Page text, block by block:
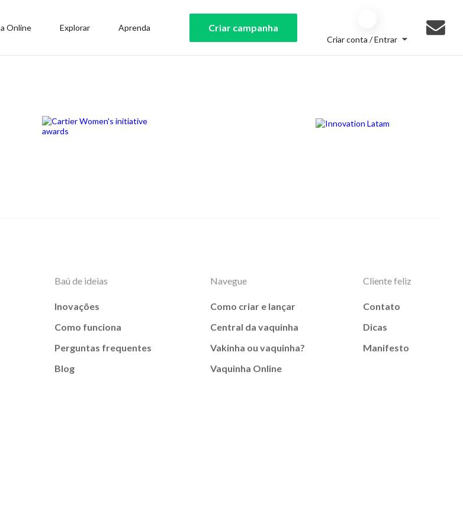
Online Explorar Aprenda Criar campanha
Criar conta / Entrar
Baú de ideias
Inovações
Como funciona
Perguntas frequentes
Blog
Navegue
Como criar e lançar
Central da vaquinha
Vakinha ou vaquinha?
Vaquinha Online
Cliente feliz
Contato
Dicas
Manifesto